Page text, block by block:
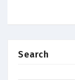
Search